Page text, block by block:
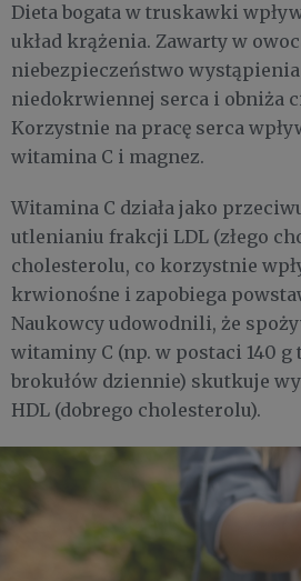
Dieta bogata w truskawki
układ krążenia. Zawarty w
niebezpieczeństwo
niedokrwiennej serca i obniża
Korzystnie na pracę serca
witamina C i magnez.
Witamina C działa jako
utlenianiu frakcji LDL (złego
cholesterolu, co korzystnie
krwionośne i zapobiega
Naukowcy udowodnili, że
witaminy C (np. w postaci 140 g
brokułów dziennie) skutkuje
HDL (dobrego cholesterolu).